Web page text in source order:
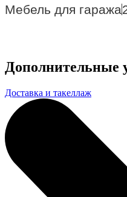
Мебель для гаража
Дополнительные
Доставка и такеллаж